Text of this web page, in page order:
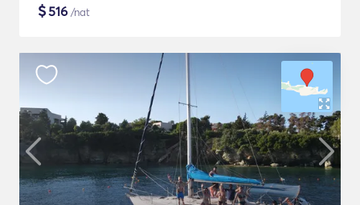
$516 /nat